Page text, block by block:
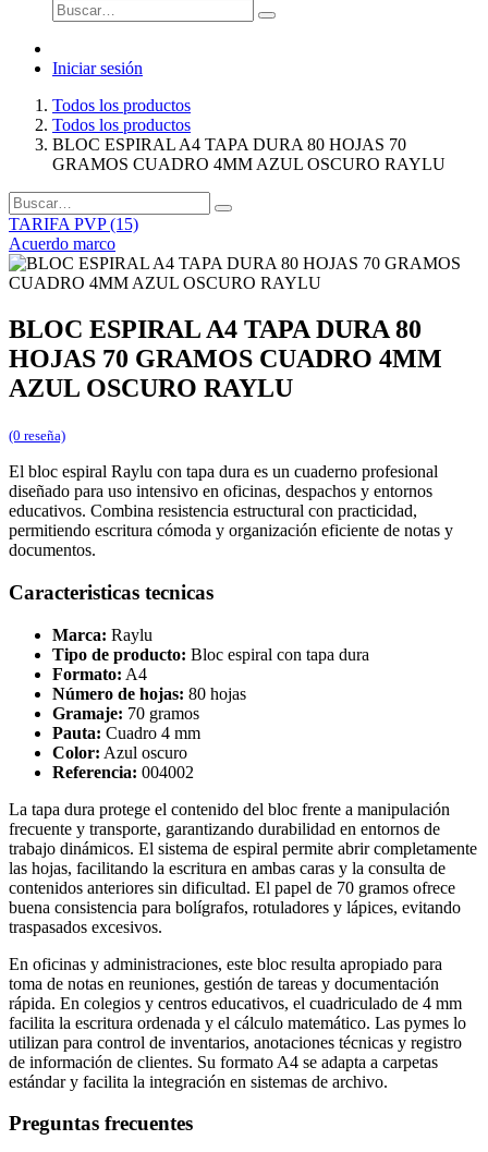
Iniciar sesión
Todos los productos
Todos los productos
BLOC ESPIRAL A4 TAPA DURA 80 HOJAS 70
GRAMOS CUADRO 4MM AZUL OSCURO RAYLU
TARIFA PVP (15)
Acuerdo marco
BLOC ESPIRAL A4 TAPA DURA 80
HOJAS 70 GRAMOS CUADRO 4MM
AZUL OSCURO RAYLU
(0 reseña)
El bloc espiral Raylu con tapa dura es un cuaderno profesional
diseñado para uso intensivo en oficinas, despachos y entornos
educativos. Combina resistencia estructural con practicidad,
permitiendo escritura cómoda y organización eficiente de notas y
documentos.
Caracteristicas tecnicas
Marca: Raylu
Tipo de producto: Bloc espiral con tapa dura
Formato: A4
Número de hojas: 80 hojas
Gramaje: 70 gramos
Pauta: Cuadro 4 mm
Color: Azul oscuro
Referencia: 004002
La tapa dura protege el contenido del bloc frente a manipulación
frecuente y transporte, garantizando durabilidad en entornos de
trabajo dinámicos. El sistema de espiral permite abrir completamente
las hojas, facilitando la escritura en ambas caras y la consulta de
contenidos anteriores sin dificultad. El papel de 70 gramos ofrece
buena consistencia para bolígrafos, rotuladores y lápices, evitando
traspasados excesivos.
En oficinas y administraciones, este bloc resulta apropiado para
toma de notas en reuniones, gestión de tareas y documentación
rápida. En colegios y centros educativos, el cuadriculado de 4 mm
facilita la escritura ordenada y el cálculo matemático. Las pymes lo
utilizan para control de inventarios, anotaciones técnicas y registro
de información de clientes. Su formato A4 se adapta a carpetas
estándar y facilita la integración en sistemas de archivo.
Preguntas frecuentes